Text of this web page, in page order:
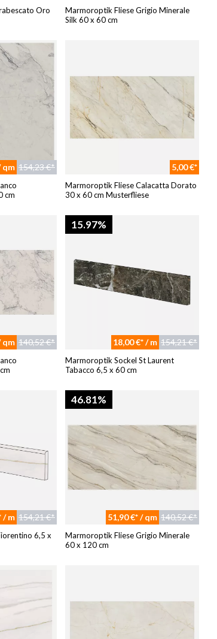
Oro
Marmoroptik Fliese Grigio Minerale
Silk 60 x 60 cm
qm 154,23 €*
cm
5,00 €*
Marmoroptik Fliese Calacatta Dorato
30 x 60 cm Musterfliese
qm 140,52 €*
15.97%
18,00 €* / m 154,21 €*
Marmoroptik Sockel St Laurent
Tabacco 6,5 x 60 cm
/ m 154,21 €*
6,5 x
46.81%
51,90 €* / qm 140,52 €*
Marmoroptik Fliese Grigio Minerale
60 x 120 cm